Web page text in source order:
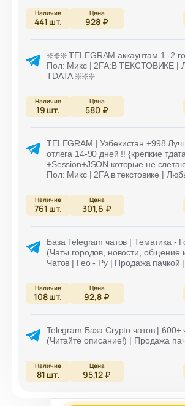
441 шт. 928 ₽
❇️❇️❇️ TELEGRAM аккаунтам 1 -2
Пол: Микс | 2FA:В ТЕКСТОВИКЕ |
TDATA ❇️❇️❇️
19 шт. 580 ₽
TELEGRAM | Узбекистан +998
отлега 14-90 дней !! {крепкие тдата
+Session+JSON которые не
Пол: Микс | 2FA в текстовике |
761 шт. 301,6 ₽
База Telegram чатов | Тематика -
(Чаты городов, новости, общение
Чатов | Гео - Ру | Продажа пачкой
108шт. 92,8 ₽
Telegram База Crypto чатов | 600+
(Читайте описание!) | Продажа
81 шт. 95,12 ₽